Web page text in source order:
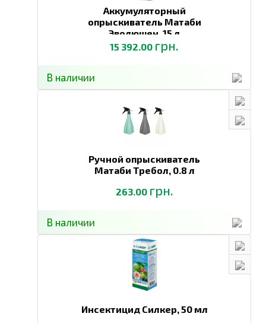
Аккумуляторный
опрыскиватель Матаби
Эволюшен, 15 л
15 392.00 грн.
В наличии
Ручной опрыскиватель
Матаби Требол, 0.8 л
263.00 грн.
В наличии
Инсектицид Силкер,50 мл